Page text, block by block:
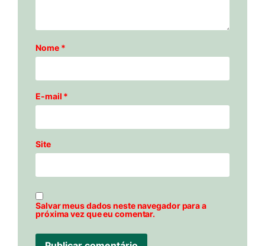
Nome *
E-mail *
Site
Salvar meus dados neste navegador para a
próxima vez que eu comentar.